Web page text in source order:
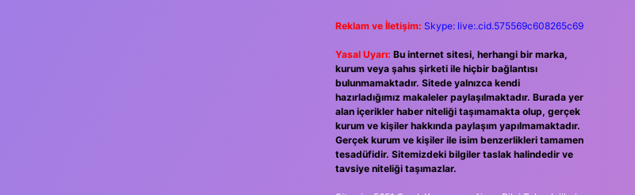
Reklam ve İletişim: Skype: live:.cid.575569c608265c69
Yasal Uyarı: Bu internet sitesi, herhangi bir marka,
kurum veya şahıs şirketi ile hiçbir bağlantısı
bulunmamaktadır. Sitede yalnızca kendi
hazırladığımız makaleler paylaşılmaktadır. Burada yer
alan içerikler haber niteliği taşımamakta olup, gerçek
kurum ve kişiler hakkında paylaşım yapılmamaktadır.
Gerçek kurum ve kişiler ile isim benzerlikleri tamamen
tesadüfidir. Sitemizdeki bilgiler taslak halindedir ve
tavsiye niteliği taşımazlar.